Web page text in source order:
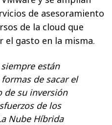
de asesoramiento
de la cloud que
el gasto en la misma.
están
de sacar el
de su inversión
de los
Nube Híbrida